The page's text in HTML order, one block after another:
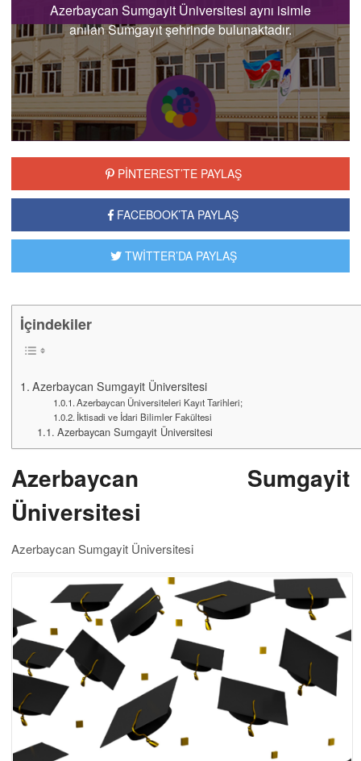
Azerbaycan Sumgayit Üniversitesi aynı isimle
anılan Sumgayıt şehrinde bulunaktadır.
Üniversite 2000 yılında kurulmuştur. Buna ek
olarak…
PİNTEREST’TE PAYLAŞ
FACEBOOK’TA PAYLAŞ
TWİTTER’DA PAYLAŞ
İçindekiler
Azerbaycan Sumgayit Üniversitesi
Azerbaycan Üniversiteleri Kayıt Tarihleri;
İktisadi ve İdari Bilimler Fakültesi
Azerbaycan Sumgayit Üniversitesi
Azerbaycan Sumgayit
Üniversitesi
Azerbaycan Sumgayit Üniversitesi